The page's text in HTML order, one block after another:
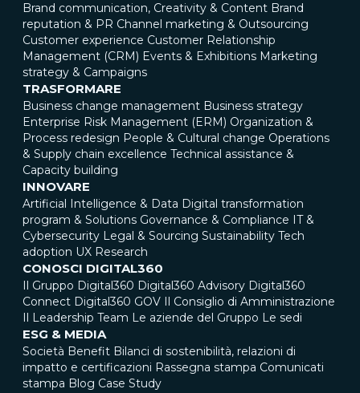
Brand communication, Creativity & Content Brand
reputation & PR Channel marketing & Outsourcing
Customer experience Customer Relationship
Management (CRM) Events & Exhibitions Marketing
strategy & Campaigns
TRASFORMARE
Business change management Business strategy
Enterprise Risk Management (ERM) Organization &
Process redesign People & Cultural change Operations
& Supply chain excellence Technical assistance &
Capacity building
INNOVARE
Artificial Intelligence & Data Digital transformation
program & Solutions Governance & Compliance IT &
Cybersecurity Legal & Sourcing Sustainability Tech
adoption UX Research
CONOSCI DIGITAL360
Il Gruppo Digital360 Digital360 Advisory Digital360
Connect Digital360 GOV Il Consiglio di Amministrazione
Il Leadership Team Le aziende del Gruppo Le sedi
ESG & MEDIA
Società Benefit Bilanci di sostenibilità, relazioni di
impatto e certificazioni Rassegna stampa Comunicati
stampa Blog Case Study